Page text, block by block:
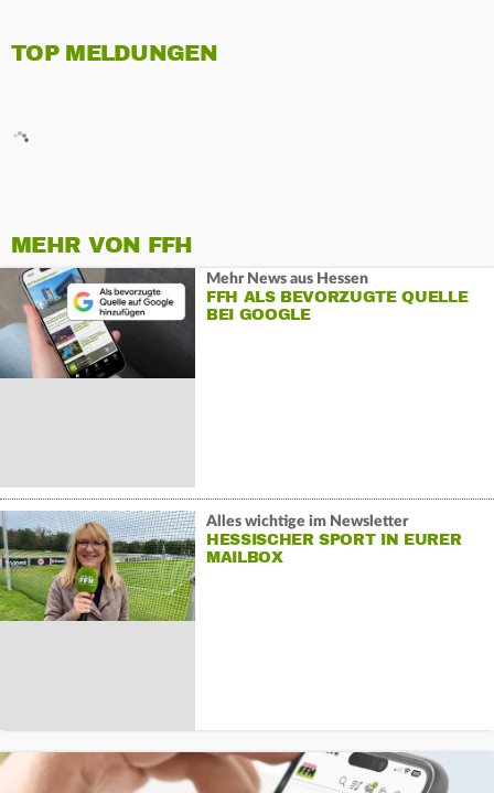
TOP MELDUNGEN
MEHR VON FFH
Mehr News aus Hessen
FFH ALS BEVORZUGTE QUELLE
BEI GOOGLE
Alles wichtige im Newsletter
HESSISCHER SPORT IN EURER
MAILBOX